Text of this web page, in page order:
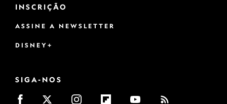
INSCRIÇÃO
ASSINE A NEWSLETTER
DISNEY+
SIGA-NOS